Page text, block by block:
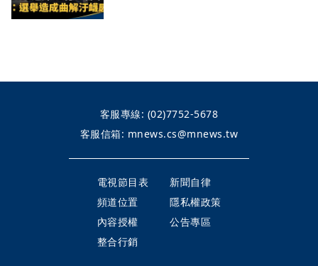
客服專線: (02)7752-5678
客服信箱: mnews.cs@mnews.tw
電視節目表
新聞自律
頻道位置
隱私權政策
內容授權
公告專區
整合行銷